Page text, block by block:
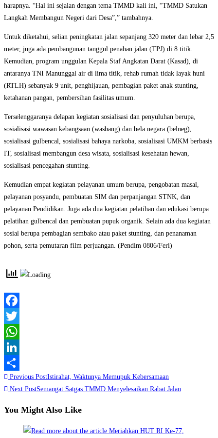
harapnya. “Hal ini sejalan dengan tema TMMD kali ini, “TMMD Satukan
Langkah Membangun Negeri dari Desa”,” tambahnya.
Untuk diketahui, selian peningkatan jalan sepanjang 320 meter dan lebar 2,5
meter, juga ada pembangunan tanggul penahan jalan (TPJ) di 8 titik.
Kemudian, program unggulan Kepala Staf Angkatan Darat (Kasad), di
antaranya TNI Manunggal air di lima titik, rehab rumah tidak layak huni
(RTLH) sebanyak 9 unit, penghijauan, pembagian paket anak stunting,
ketahanan pangan, pembersihan fasilitas umum.
Terselenggaranya delapan kegiatan sosialisasi dan penyuluhan berupa,
sosialisasi wawasan kebangsaan (wasbang) dan bela negara (belneg),
sosialisasi gulbencal, sosialisasi bahaya narkoba, sosialisasi UMKM berbasis
IT, sosialisasi membangun desa wisata, sosialisasi kesehatan hewan,
sosialisasi pencegahan stunting.
Kemudian empat kegiatan pelayanan umum berupa, pengobatan masal,
pelayanan posyandu, pembuatan SIM dan perpanjangan STNK, dan
pelayanan Pendidikan. Juga ada dua kegiatan pelatihan dan edukasi berupa
pelatihan gulbencal dan pembuatan pupuk organik. Selain ada dua kegiatan
sosial berupa pembagian sembako atau paket stunting, dan penanaman
pohon, serta pemutaran film perjuangan. (Pendim 0806/Feri)
Facebook
Twitter
WhatsApp
LinkedIn
Share
Read
more
articles
Previous PostIstirahat, Waktunya Memupuk Kebersamaan
Next PostSemangat Satgas TMMD Menyelesaikan Rabat Jalan
You Might Also Like